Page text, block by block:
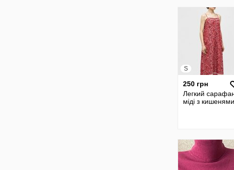
S
250 грн
Легкий
міді з кишенями